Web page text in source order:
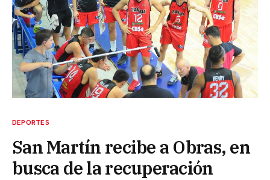
DEPORTES
San Martín recibe a Obras, en
busca de la recuperación